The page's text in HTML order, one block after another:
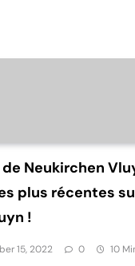
Neukirchen
plus récentes
!
15, 2022 0 10